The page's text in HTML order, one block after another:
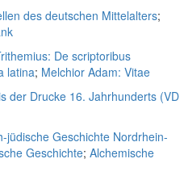
des deutschen Mittelalters;
De scriptoribus
latina; Melchior Adam: Vitae
der Drucke 16. Jahrhunderts (VD
jüdische Geschichte Nordrhein-
Geschichte; Alchemische